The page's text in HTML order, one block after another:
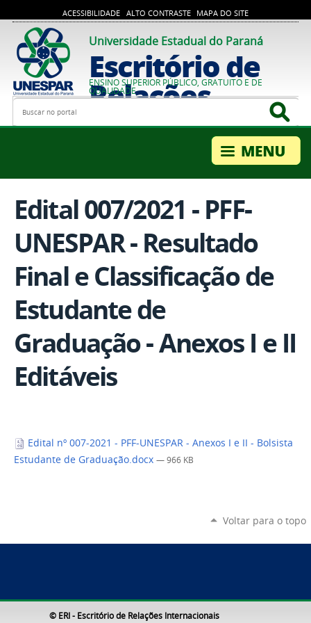
ACESSIBILIDADE ALTO CONTRASTE MAPA DO SITE
Universidade Estadual do Paraná
Escritório de
Relações
Internacionais
ENSINO SUPERIOR PÚBLICO, GRATUITO E DE
QUALIDADE
Busca
Edital 007/2021 - PFF-
UNESPAR - Resultado
Final e Classificação de
Estudante de
Graduação - Anexos I e II
Editáveis
Edital nº 007-2021 - PFF-UNESPAR - Anexos I e II - Bolsista
Estudante de Graduação.docx — 966 KB
Voltar para o topo
© ERI - Escritório de Relações Internacionais